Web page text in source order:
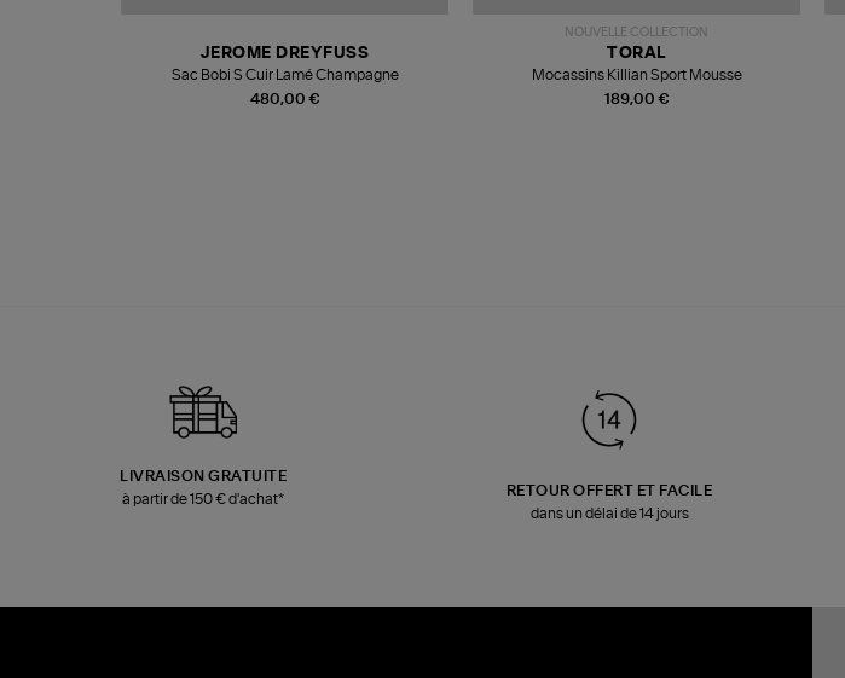
480,00 €
JEROME DREYFUSS
Sac Bobi S Cuir Lamé Champagne
NOUVELLE COLLECTION
189,00 €
TORAL
Mocassins Killian Sport Mousse
LIVRAISON GRATUITE
à partir de 150 € d'achat*
RETOUR OFFERT ET FACILE
dans un délai de 14 jours